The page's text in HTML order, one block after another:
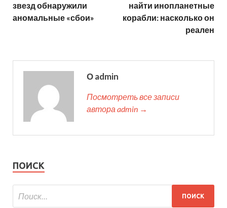
звезд обнаружили
аномальные «сбои»
найти инопланетные
корабли: насколько он
реален
О admin
Посмотреть все записи
автора admin →
ПОИСК